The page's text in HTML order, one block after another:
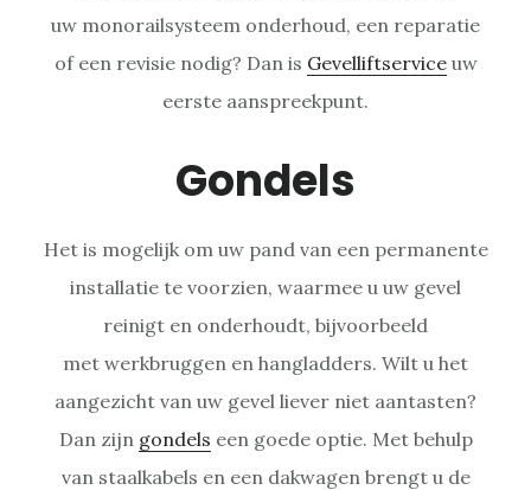
uw monorailsysteem onderhoud, een reparatie
of een revisie nodig? Dan is Gevelliftserviceuw
eerste aanspreekpunt.
Gondels
Het is mogelijk om uw pand van een permanente
installatie te voorzien, waarmee u uw gevel
reinigt en onderhoudt, bijvoorbeeld
met werkbruggen en hangladders. Wilt u het
aangezicht van uw gevel liever niet aantasten?
Dan zijn gondels een goede optie. Met behulp
van staalkabels en een dakwagen brengt u de